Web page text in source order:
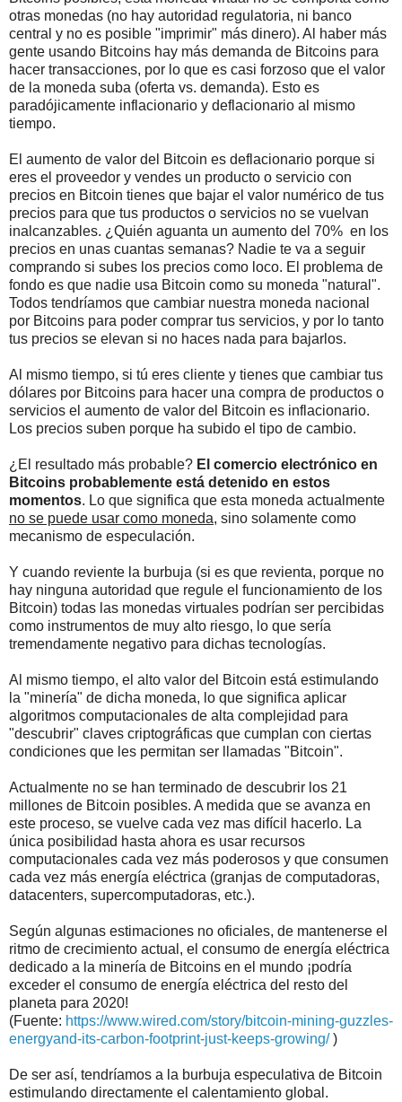
otras monedas (no hay autoridad regulatoria, ni banco
central y no es posible "imprimir" más dinero). Al haber más
gente usando Bitcoins hay más demanda de Bitcoins para
hacer transacciones, por lo que es casi forzoso que el valor
de la moneda suba (oferta vs. demanda). Esto es
paradójicamente inflacionario y deflacionario al mismo
tiempo.
El aumento de valor del Bitcoin es deflacionario porque si
eres el proveedor y vendes un producto o servicio con
precios en Bitcoin tienes que bajar el valor numérico de tus
precios para que tus productos o servicios no se vuelvan
inalcanzables. ¿Quién aguanta un aumento del 70% en los
precios en unas cuantas semanas? Nadie te va a seguir
comprando si subes los precios como loco. El problema de
fondo es que nadie usa Bitcoin como su moneda "natural".
Todos tendríamos que cambiar nuestra moneda nacional
por Bitcoins para poder comprar tus servicios, y por lo tanto
tus precios se elevan si no haces nada para bajarlos.
Al mismo tiempo, si tú eres cliente y tienes que cambiar tus
dólares por Bitcoins para hacer una compra de productos o
servicios el aumento de valor del Bitcoin es inflacionario.
Los precios suben porque ha subido el tipo de cambio.
¿El resultado más probable? El comercio electrónico en
Bitcoins probablemente está detenido en estos
momentos. Lo que significa que esta moneda actualmente
no se puede usar como moneda, sino solamente como
mecanismo de especulación.
Y cuando reviente la burbuja (si es que revienta, porque no
hay ninguna autoridad que regule el funcionamiento de los
Bitcoin) todas las monedas virtuales podrían ser percibidas
como instrumentos de muy alto riesgo, lo que sería
tremendamente negativo para dichas tecnologías.
Al mismo tiempo, el alto valor del Bitcoin está estimulando
la "minería" de dicha moneda, lo que significa aplicar
algoritmos computacionales de alta complejidad para
"descubrir" claves criptográficas que cumplan con ciertas
condiciones que les permitan ser llamadas "Bitcoin".
Actualmente no se han terminado de descubrir los 21
millones de Bitcoin posibles. A medida que se avanza en
este proceso, se vuelve cada vez mas difícil hacerlo. La
única posibilidad hasta ahora es usar recursos
computacionales cada vez más poderosos y que consumen
cada vez más energía eléctrica (granjas de computadoras,
datacenters, supercomputadoras, etc.).
Según algunas estimaciones no oficiales, de mantenerse el
ritmo de crecimiento actual, el consumo de energía eléctrica
dedicado a la minería de Bitcoins en el mundo ¡podría
exceder el consumo de energía eléctrica del resto del
planeta para 2020!
(Fuente: https://www.wired.com/story/bitcoin-mining-guzzles-
energyand-its-carbon-footprint-just-keeps-growing/)
De ser así, tendríamos a la burbuja especulativa de Bitcoin
estimulando directamente el calentamiento global.